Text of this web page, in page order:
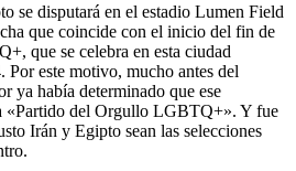
se disputará en el estadio Lumen Field
que coincide con el inicio del fin de
que se celebra en esta ciudad
Por este motivo, mucho antes del
ya había determinado que ese
«Partido del Orgullo LGBTQ+». Y fue
Irán y Egipto sean las selecciones